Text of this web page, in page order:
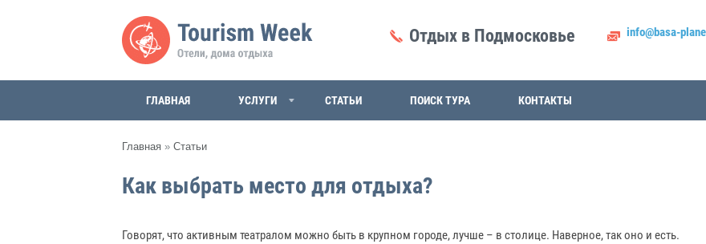
Отдых в Подмосковье info@basa-
ГЛАВНАЯ УСЛУГИ СТАТЬИ ПОИСК ТУРА КОНТАКТЫ
Главная » Статьи
Как выбрать место для отдыха?
Говорят, что активным театралом можно быть в крупном городе, лучше – в столице. Наверное, так оно и есть.